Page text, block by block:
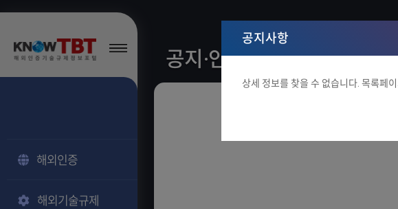
해외인증
해외기술규제
공지·안내
공지사항
상세 정보를 찾을 수 없습니다. 목록페